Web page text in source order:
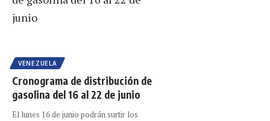
VENEZUELA
Cronograma de distribución de
gasolina del 16 al 22 de junio
El lunes 16 de junio podrán surtir los